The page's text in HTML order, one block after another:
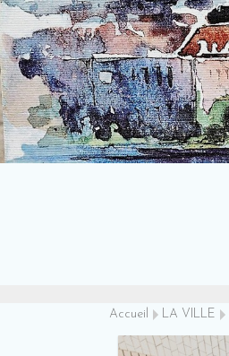
Accueil LA VILLE